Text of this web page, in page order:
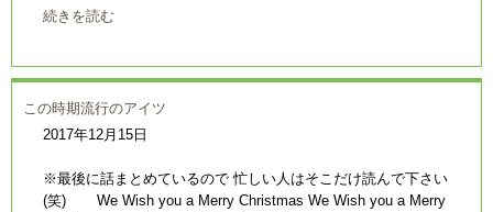
続きを読む
この時期流行のアイツ
2017年12月15日
※最後に話まとめているので 忙しい人はそこだけ読んで下さい
(笑) We Wish you a Merry Christmas We Wish you a Merry